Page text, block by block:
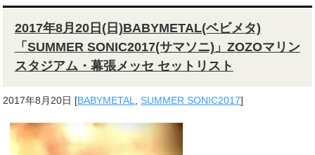
2017年8月20日(日)BABYMETAL(ベビメタ)
「SUMMER SONIC2017(サマソニ)」ZOZOマリン
スタジアム・幕張メッセ セットリスト
2017年8月20日 [BABYMETAL ,SUMMER SONIC2017]